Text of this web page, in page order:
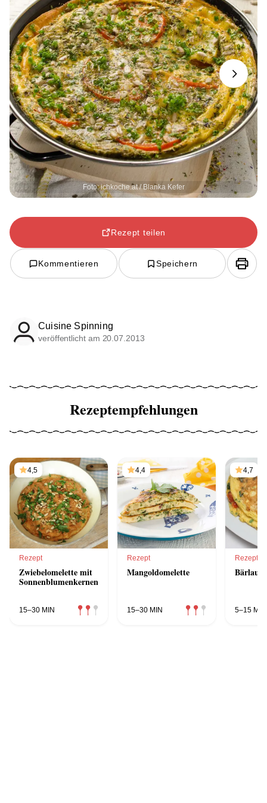
Foto: ichkoche.at / Blanka Kefer
Next
Rezept teilen
Kommentieren Speichern
Cuisine Spinning
veröffentlicht am 20.07.2013
Rezeptempfehlungen
4,5
Rezept
Zwiebelomelette mit
Sonnenblumenkernen
15–30 MIN
4,4
Rezept
Mangoldomelette
15–30 MIN
4,7
Rezept
5–15 MIN